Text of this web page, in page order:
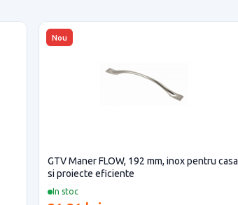
Nou
In stoc
GTV Maner FLOW, 192 mm, inox pentru casa
si proiecte eficiente